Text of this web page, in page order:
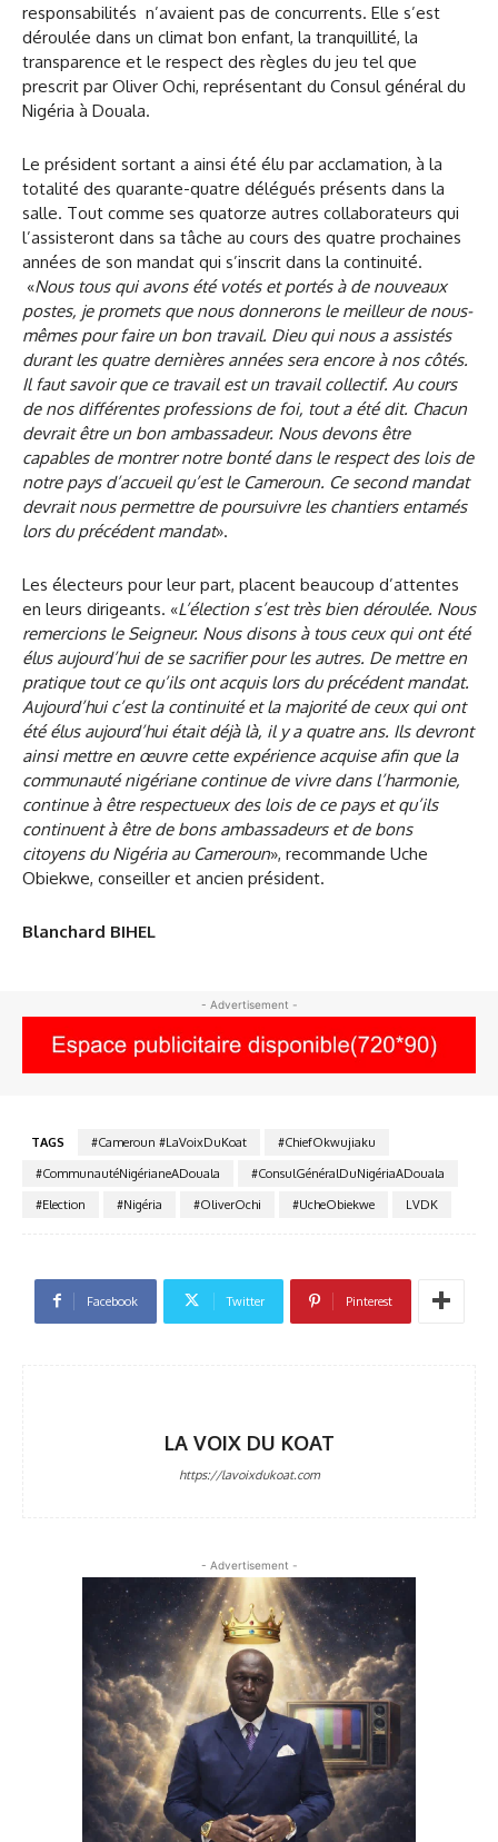
responsabilités n’avaient pas de concurrents. Elle s’est
déroulée dans un climat bon enfant, la tranquillité, la
transparence et le respect des règles du jeu tel que
prescrit par Oliver Ochi, représentant du Consul général du
Nigéria à Douala.
Le président sortant a ainsi été élu par acclamation, à la
totalité des quarante-quatre délégués présents dans la
salle. Tout comme ses quatorze autres collaborateurs qui
l’assisteront dans sa tâche au cours des quatre prochaines
années de son mandat qui s’inscrit dans la continuité.
«Nous tous qui avons été votés et portés à de nouveaux
postes, je promets que nous donnerons le meilleur de nous-
mêmes pour faire un bon travail. Dieu qui nous a assistés
durant les quatre dernières années sera encore à nos côtés.
Il faut savoir que ce travail est un travail collectif. Au cours
de nos différentes professions de foi, tout a été dit. Chacun
devrait être un bon ambassadeur. Nous devons être
capables de montrer notre bonté dans le respect des lois de
notre pays d’accueil qu’est le Cameroun. Ce second mandat
devrait nous permettre de poursuivre les chantiers entamés
lors du précédent mandat».
Les électeurs pour leur part, placent beaucoup d’attentes
en leurs dirigeants. «L’élection s’est très bien déroulée. Nous
remercions le Seigneur. Nous disons à tous ceux qui ont été
élus aujourd’hui de se sacrifier pour les autres. De mettre en
pratique tout ce qu’ils ont acquis lors du précédent mandat.
Aujourd’hui c’est la continuité et la majorité de ceux qui ont
été élus aujourd’hui était déjà là, il y a quatre ans. Ils devront
ainsi mettre en œuvre cette expérience acquise afin que la
communauté nigériane continue de vivre dans l’harmonie,
continue à être respectueux des lois de ce pays et qu’ils
continuent à être de bons ambassadeurs et de bons
citoyens du Nigéria au Cameroun», recommande Uche
Obiekwe, conseiller et ancien président.
Blanchard BIHEL
- Advertisement -
TAGS #Cameroun #LaVoixDuKoat
#ChiefOkwujiaku
#CommunautéNigérianeADouala
#ConsulGénéralDuNigériaADouala
#Election
#Nigéria #OliverOchi #UcheObiekwe LVDK
Facebook Twitter Pinterest
LA VOIX DU KOAT
https://lavoixdukoat.com
- Advertisement -